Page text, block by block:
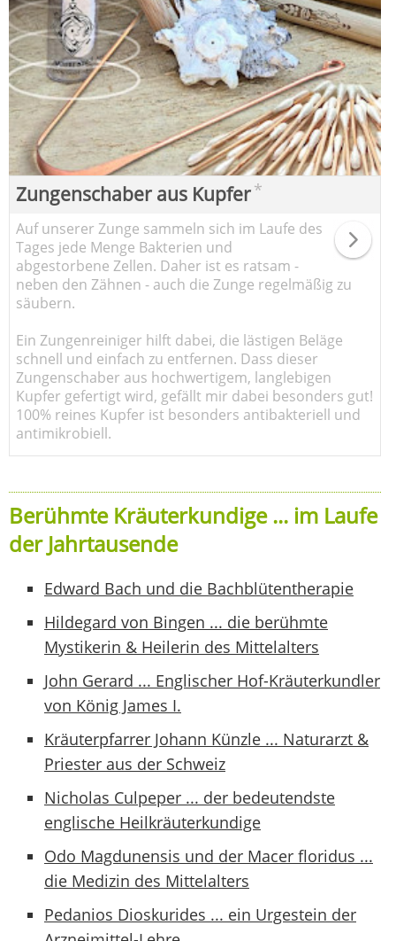
Zungenschaber aus Kupfer*
Auf unserer Zunge sammeln sich im Laufe des
Tages jede Menge Bakterien und
abgestorbene Zellen. Daher ist es ratsam -
neben den Zähnen - auch die Zunge regelmäßig zu
säubern.
Ein Zungenreiniger hilft dabei, die lästigen Beläge
schnell und einfach zu entfernen. Dass dieser
Zungenschaber aus hochwertigem, langlebigen
Kupfer gefertigt wird, gefällt mir dabei besonders gut!
100% reines Kupfer ist besonders antibakteriell und
antimikrobiell.
Berühmte Kräuterkundige ... im Laufe
der Jahrtausende
Edward Bach und die Bachblütentherapie
Hildegard von Bingen ... die berühmte
Mystikerin & Heilerin des Mittelalters
John Gerard ... Englischer Hof-Kräuterkundler
von König James I.
Kräuterpfarrer Johann Künzle ... Naturarzt &
Priester aus der Schweiz
Nicholas Culpeper ... der bedeutendste
englische Heilkräuterkundige
Odo Magdunensis und der Macer floridus ...
die Medizin des Mittelalters
Pedanios Dioskurides ... ein Urgestein der